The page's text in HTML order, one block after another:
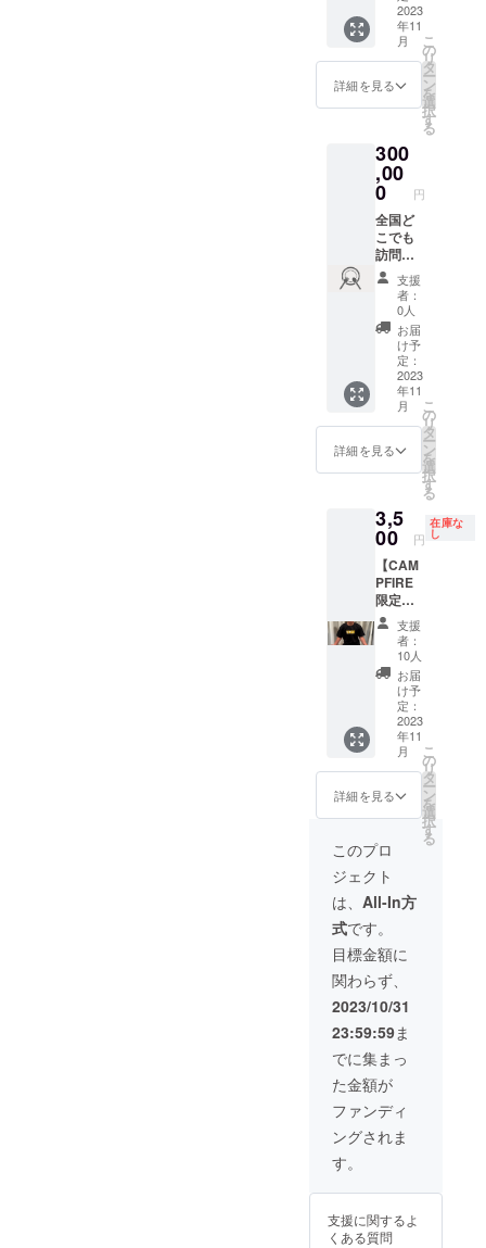
をメー
ル送付
で、当
日に画
ださ
い。 ※
有効期
限：
2023年
11月〜
2024年
3月
※A41~2
枚程度
の簡単
ポー
ティン
実施タ
イミン
グは、
メール
にて日
程調整
だきま
す。 ※
有効期
限：
2023年
11月〜
2024年
3月
ングを
実施し
ます。
得意と
する
「機能
り」の
メソッ
ドを用
いた指
導をい
たしま
す。 ※1
時間×週
2回、全
8回の実
施とな
りま
す。 ※
実施タ
イミン
グは、
メール
にて日
程調整
だきま
す。 ※
有効期
限：
2023年
11月〜
2024年
2023
年11
月
詳細を見る
こ
の
リ
タ
ー
ン
を
選
択
す
る
300
,00
0 円
全国ど
こでも
訪問し
てお礼
& 一緒
にお食
事をさ
せてい
ただき
ます。
オー
ナーの
ジェイ
が訪問
の上、
の御礼
を申し
上げに
参りま
す。 ※
店頭で
のスポ
ンサー
掲載も
実施い
たしま
す。
（支援
時、必
ず備考
欄に掲
載を希
前をご
ださ
い。掲
載期間
は1年
間、掲
載方法
は文字
のみで
公共の
場所で
の面会
となり
ます。
※2023
年12月
いの日
程の都
合のつ
支援
者：
0人
お届
け予
定：
2023
年11
月
詳細を見る
こ
の
リ
タ
ー
ン
を
選
択
す
る
3,5
00 円
在庫な
し
【CAM
PFIRE
限定・
早割10
名限
定】ジ
ロジム
のロゴ
入りT
シャツ
を提供
いたし
ます。
※必ずご
希望の
をお選
びくだ
さい。
（130,
140,
150, S,
M, L,
XL）
支援
者：
10人
お届
け予
定：
2023
年11
月
詳細を見る
こ
の
リ
タ
ー
ン
を
選
択
す
る
このプロ
ジェクト
は、 All-In方
式です。
目標金額に
関わらず、
2023/10/31
23:59:59ま
でに集まっ
た金額が
ファンディ
ングされま
す。
支援に関するよ
くある質問